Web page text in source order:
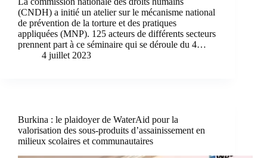
(CNDH) a initié un atelier sur le mécanisme national
de prévention de la torture et des pratiques
appliquées (MNP). 125 acteurs de différents secteurs
prennent part à ce séminaire qui se déroule du 4…
4 juillet 2023
Burkina : le plaidoyer de WaterAid pour la
valorisation des sous-produits d’assainissement en
milieux scolaires et communautaires